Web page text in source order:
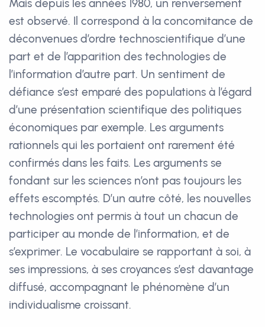
Mais depuis les années 1980, un renversement
est observé. Il correspond à la concomitance de
déconvenues d’ordre technoscientifique d’une
part et de l’apparition des technologies de
l’information d’autre part. Un sentiment de
défiance s’est emparé des populations à l’égard
d’une présentation scientifique des politiques
économiques par exemple. Les arguments
rationnels qui les portaient ont rarement été
confirmés dans les faits. Les arguments se
fondant sur les sciences n’ont pas toujours les
effets escomptés. D’un autre côté, les nouvelles
technologies ont permis à tout un chacun de
participer au monde de l’information, et de
s’exprimer. Le vocabulaire se rapportant à soi, à
ses impressions, à ses croyances s’est davantage
diffusé, accompagnant le phénomène d’un
individualisme croissant.